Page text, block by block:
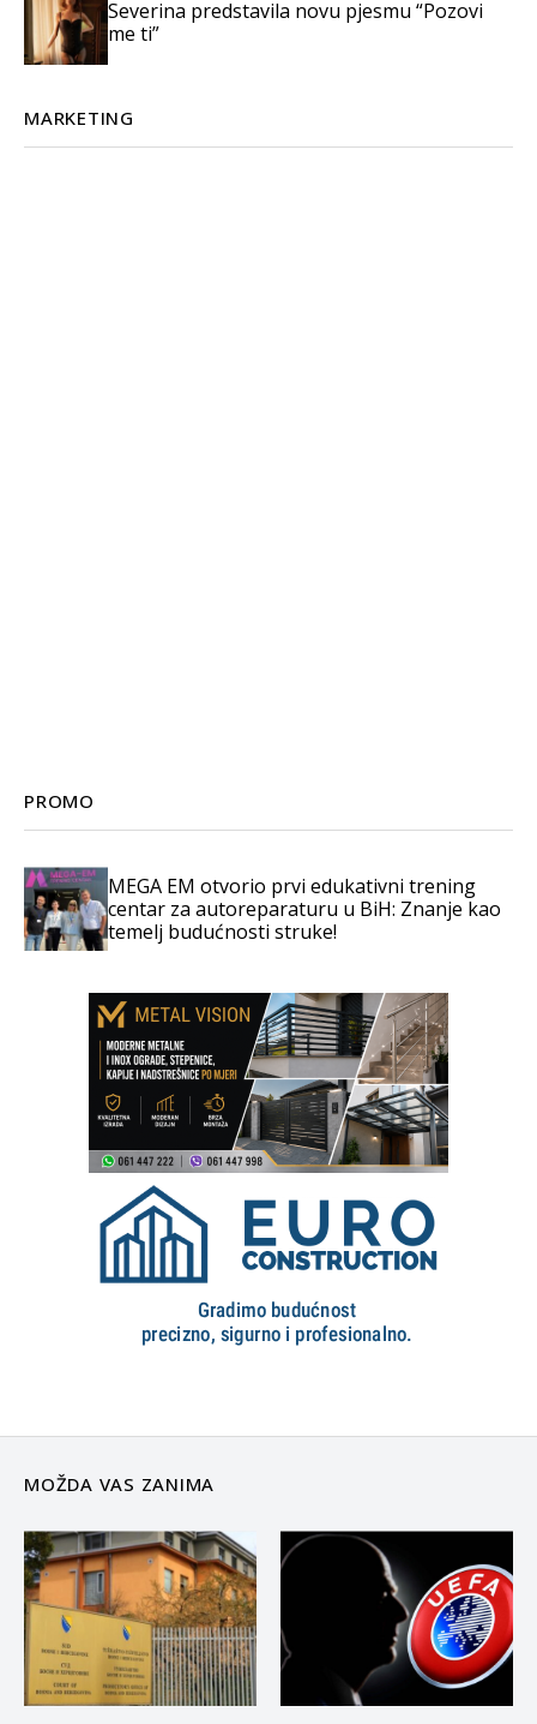
Severina predstavila novu pjesmu “Pozovi
me ti”
MARKETING
PROMO
MEGA EM otvorio prvi edukativni trening
centar za autoreparaturu u BiH: Znanje kao
temelj budućnosti struke!
MOŽDA VAS ZANIMA